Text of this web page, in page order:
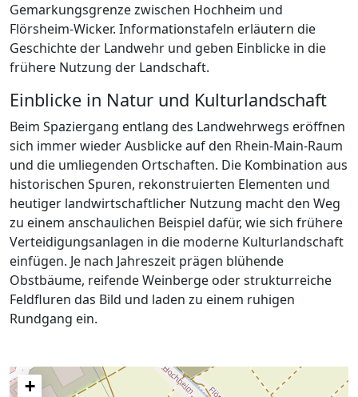
Gemarkungsgrenze zwischen Hochheim und
Flörsheim-Wicker. Informationstafeln erläutern die
Geschichte der Landwehr und geben Einblicke in die
frühere Nutzung der Landschaft.
Einblicke in Natur und Kulturlandschaft
Beim Spaziergang entlang des Landwehrwegs eröffnen
sich immer wieder Ausblicke auf den Rhein-Main-Raum
und die umliegenden Ortschaften. Die Kombination aus
historischen Spuren, rekonstruierten Elementen und
heutiger landwirtschaftlicher Nutzung macht den Weg
zu einem anschaulichen Beispiel dafür, wie sich frühere
Verteidigungsanlagen in die moderne Kulturlandschaft
einfügen. Je nach Jahreszeit prägen blühende
Obstbäume, reifende Weinberge oder strukturreiche
Feldfluren das Bild und laden zu einem ruhigen
Rundgang ein.
+